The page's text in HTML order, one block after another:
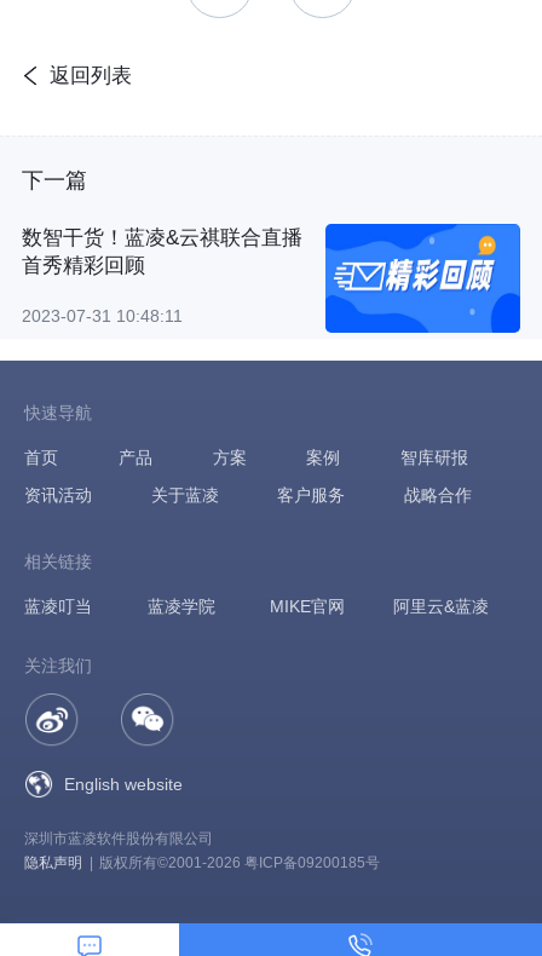
返回列表
下一篇
数智干货！蓝凌&云祺联合直播
首秀精彩回顾
2023-07-31 10:48:11
快速导航
首页 产品 方案 案例
智库研报
资讯活动
关于蓝凌 客户服务 战略合作
相关链接
蓝凌叮当 蓝凌学院 MIKE官网 阿里云&蓝凌
关注我们
English website
深圳市蓝凌软件股份有限公司
隐私声明
版权所有©2001-2026 粤ICP备09200185号